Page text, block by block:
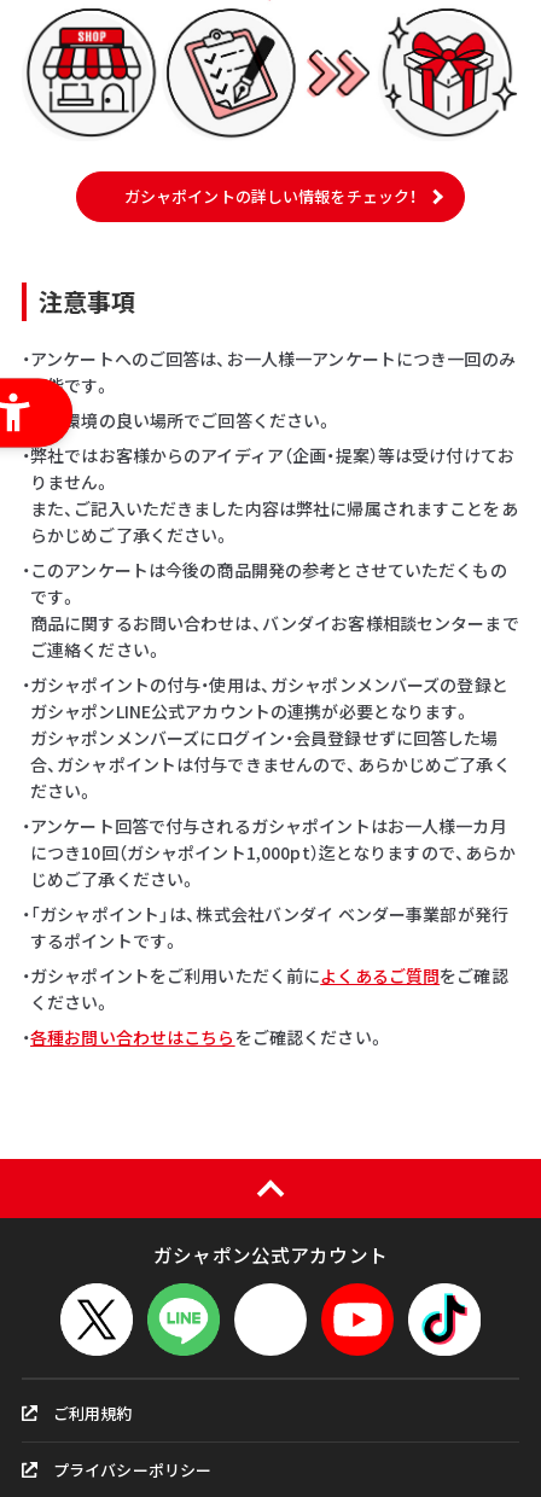
ガシャポイントの詳しい情報をチェック！
注意事項
・アンケートへのご回答は、お一人様一アンケートにつき一回のみ
可能です。
・通信環境の良い場所でご回答ください。
・弊社ではお客様からのアイディア（企画・提案）等は受け付けてお
りません。
また、ご記入いただきました内容は弊社に帰属されますことをあ
らかじめご了承ください。
・このアンケートは今後の商品開発の参考とさせていただくもの
です。
商品に関するお問い合わせは、バンダイお客様相談センターまで
ご連絡ください。
・ガシャポイントの付与・使用は、ガシャポンメンバーズの登録と
ガシャポンLINE公式アカウントの連携が必要となります。
ガシャポンメンバーズにログイン・会員登録せずに回答した場
合、ガシャポイントは付与できませんので、あらかじめご了承く
ださい。
・アンケート回答で付与されるガシャポイントはお一人様一カ月
につき10回（ガシャポイント1,000pt）迄となりますので、あらか
じめご了承ください。
・「ガシャポイント」は、株式会社バンダイ ベンダー事業部が発行
するポイントです。
・ガシャポイントをご利用いただく前によくあるご質問をご確認
ください。
・各種お問い合わせはこちら をご確認ください。
ガシャポン公式アカウント
ご利用規約
プライバシーポリシー